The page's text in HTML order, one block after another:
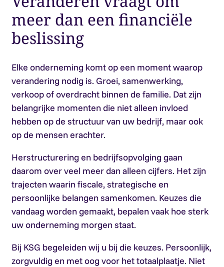
meer dan een financiële
beslissing
Elke onderneming komt op een moment waarop
verandering nodig is. Groei, samenwerking,
verkoop of overdracht binnen de familie. Dat zijn
belangrijke momenten die niet alleen invloed
hebben op de structuur van uw bedrijf, maar ook
op de mensen erachter.
Herstructurering en bedrijfsopvolging gaan
daarom over veel meer dan alleen cijfers. Het zijn
trajecten waarin fiscale, strategische en
persoonlijke belangen samenkomen. Keuzes die
vandaag worden gemaakt, bepalen vaak hoe sterk
uw onderneming morgen staat.
Bij KSG begeleiden wij u bij die keuzes. Persoonlijk,
zorgvuldig en met oog voor het totaalplaatje. Niet